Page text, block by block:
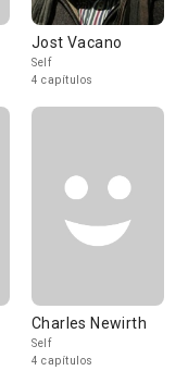
Jost Vacano
Self
4 capítulos
Charles Newirth
Self
4 capítulos